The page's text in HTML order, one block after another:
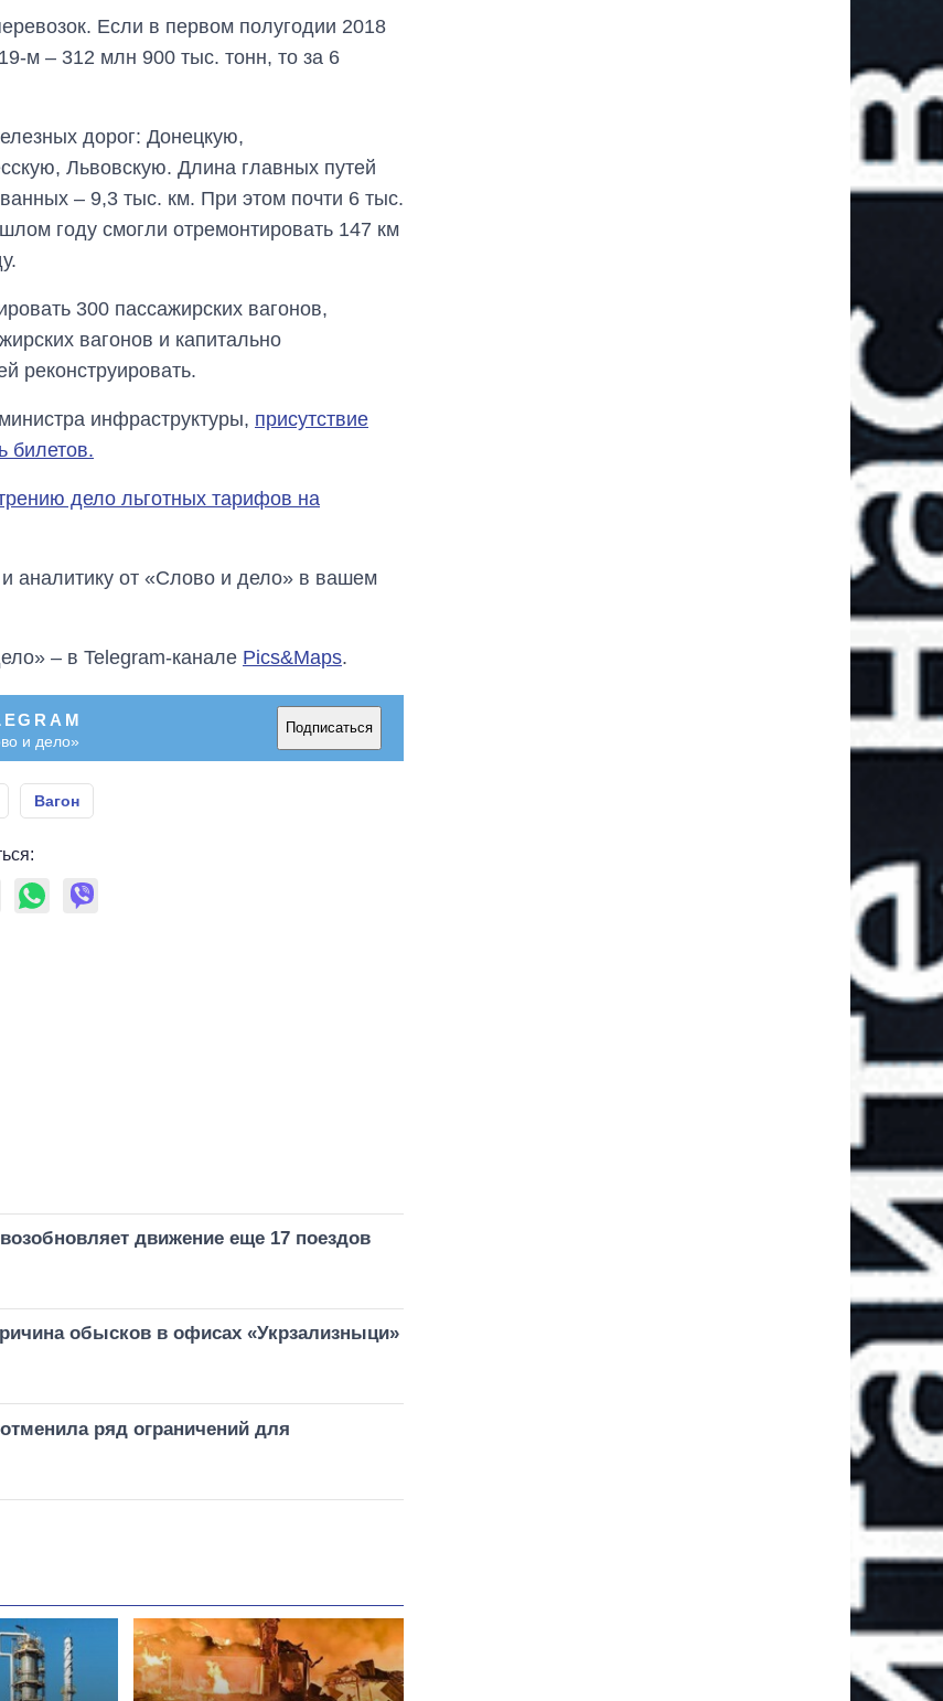
Если в первом полугодии 2018
м – 312 млн 900 тыс. тонн, то за 6
дорог: Донецкую,
Львовскую. Длина главных путей
– 9,3 тыс. км. При этом почти 6 тыс.
году смогли отремонтировать 147 км
300 пассажирских вагонов,
вагонов и капитально
реконструировать.
инфраструктуры, присутствие
билетов.
дело льготных тарифов на
аналитику от «Слово и дело» в вашем
– в Telegram-канале Pics&Maps.
и дело»
Подписаться
Вагон
движение еще 17 поездов
обысков в офисах «Укрзализныци»
ряд ограничений для